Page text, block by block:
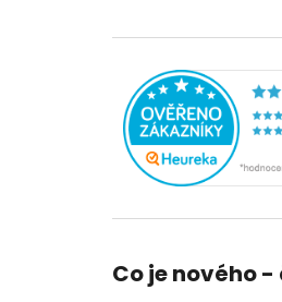
Co je nového